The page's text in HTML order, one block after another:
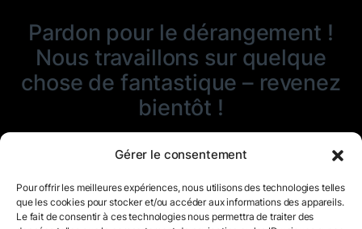
Gérer le consentement
Pour offrir les meilleures expériences, nous utilisons des technologies telles
que les cookies pour stocker et/ou accéder aux informations des appareils.
Le fait de consentir à ces technologies nous permettra de traiter des
Pardon pour le dérangement !
Nous travaillons sur quelque
chose de fantastique – revenez
bientôt !